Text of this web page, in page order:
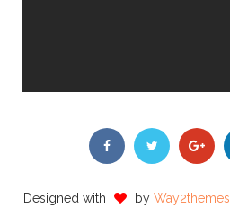
Designed with by Way2themes